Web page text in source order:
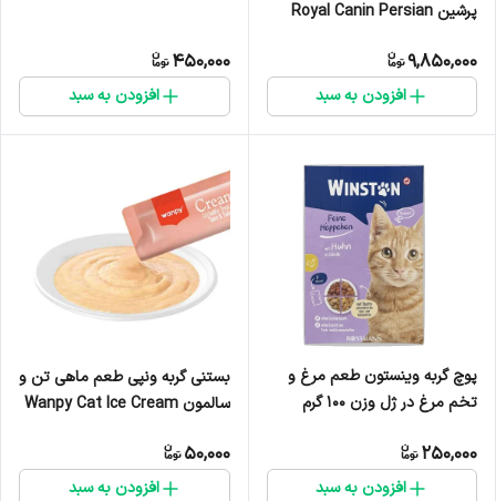
پرشین Royal Canin Persian
9,850,000
افزودن به سبد
450,000
افزودن به سبد
پوچ گربه وینستون طعم مرغ و
تخم مرغ در ژل وزن 100 گرم
250,000
افزودن به سبد
بستنی گربه ونپی طعم ماهی تن و
سالمون Wanpy Cat Ice Cream
عدد
50,000
افزودن به سبد